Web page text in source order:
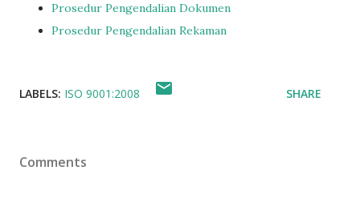
Prosedur Pengendalian Dokumen
Prosedur Pengendalian Rekaman
LABELS: ISO 9001:2008 SHARE
Comments